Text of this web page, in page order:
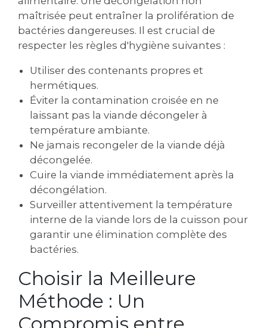
maîtrisée peut entraîner la prolifération de
bactéries dangereuses. Il est crucial de
respecter les règles d'hygiène suivantes :
Utiliser des contenants propres et
hermétiques.
Éviter la contamination croisée en ne
laissant pas la viande décongeler à
température ambiante.
Ne jamais recongeler de la viande déjà
décongelée.
Cuire la viande immédiatement après la
décongélation.
Surveiller attentivement la température
interne de la viande lors de la cuisson pour
garantir une élimination complète des
bactéries.
Choisir la Meilleure
Méthode : Un